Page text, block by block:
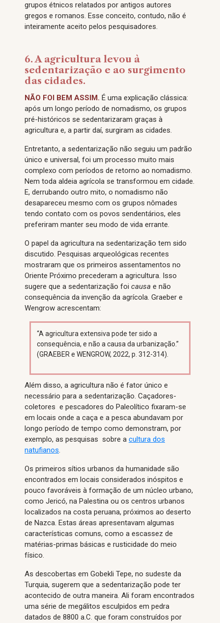
grupos étnicos relatados por antigos autores
gregos e romanos. Esse conceito, contudo, não é
inteiramente aceito pelos pesquisadores.
6. A agricultura levou à
sedentarização e ao surgimento
das cidades.
NÃO FOI BEM ASSIM. É uma explicação clássica:
após um longo período de nomadismo, os grupos
pré-históricos se sedentarizaram graças à
agricultura e, a partir daí, surgiram as cidades.
Entretanto, a sedentarização não seguiu um padrão
único e universal, foi um processo muito mais
complexo com períodos de retorno ao nomadismo.
Nem toda aldeia agrícola se transformou em cidade.
E, derrubando outro mito, o nomadismo não
desapareceu mesmo com os grupos nômades
tendo contato com os povos sendentários, eles
preferiram manter seu modo de vida errante.
O papel da agricultura na sedentarização tem sido
discutido. Pesquisas arqueológicas recentes
mostraram que os primeiros assentamentos no
Oriente Próximo precederam a agricultura. Isso
sugere que a sedentarização foi causa e não
consequência da invenção da agrícola. Graeber e
Wengrow acrescentam:
“A agricultura extensiva pode ter sido a
consequência, e não a causa da urbanização.”
(GRAEBER e WENGROW, 2022, p. 312-314).
Além disso, a agricultura não é fator único e
necessário para a sedentarização. Caçadores-
coletores e pescadores do Paleolítico fixaram-se
em locais onde a caça e a pesca abundavam por
longo período de tempo como demonstram, por
exemplo, as pesquisas sobre a cultura dos
natufianos.
Os primeiros sítios urbanos da humanidade são
encontrados em locais considerados inóspitos e
pouco favoráveis à formação de um núcleo urbano,
como Jericó, na Palestina ou os centros urbanos
localizados na costa peruana, próximos ao deserto
de Nazca. Estas áreas apresentavam algumas
características comuns, como a escassez de
matérias-primas básicas e rusticidade do meio
físico.
As descobertas em Gobekli Tepe, no sudeste da
Turquia, sugerem que a sedentarização pode ter
acontecido de outra maneira. Ali foram encontrados
uma série de megálitos esculpidos em pedra
datados de 8800 a.C. que foram construídos por